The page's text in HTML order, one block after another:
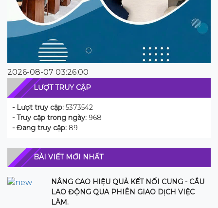
2026-08-07 03:26:00
LƯỢT TRUY CẬP
- Lượt truy cập: 5373542
- Truy cập trong ngày: 968
- Đang truy cập: 89
BÀI VIẾT MỚI NHẤT
NÂNG CAO HIỆU QUẢ KẾT NỐI CUNG - CẦU
LAO ĐỘNG QUA PHIÊN GIAO DỊCH VIỆC
LÀM.